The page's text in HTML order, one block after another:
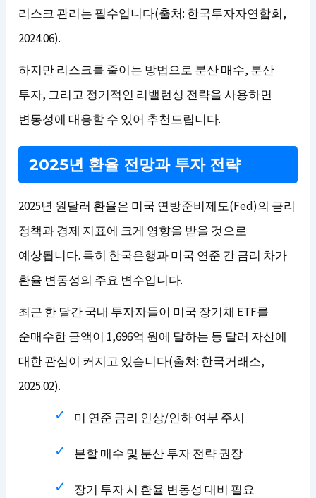
리스크 관리는 필수입니다(출처: 한국투자자연합회,
2024.06).
하지만 리스크를 줄이는 방법으로 분산 매수, 분산
투자, 그리고 정기적인 리밸런싱 전략을 사용하면
변동성에 대응할 수 있어 추천드립니다.
2025년 환율 전망과 투자 전략
2025년 원달러 환율은 미국 연방준비제도(Fed)의 금리
정책과 경제 지표에 크게 영향을 받을 것으로
예상됩니다. 특히 한국은행과 미국 연준 간 금리 차가
환율 변동성의 주요 변수입니다.
최근 한 달간 국내 투자자들이 미국 장기채 ETF를
순매수한 금액이 1,696억 원에 달하는 등 달러 자산에
대한 관심이 커지고 있습니다(출처: 한국거래소,
2025.02).
미 연준 금리 인상/인하 여부 주시
분할 매수 및 분산 투자 전략 권장
장기 투자 시 환율 변동성 대비 필요